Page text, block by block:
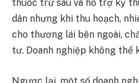
thuốc trừ sâu và hỗ trợ kỹ
dân nhưng khi thu hoạch,
cho thương lái bên ngoài,
tư. Doanh nghiệp không thể